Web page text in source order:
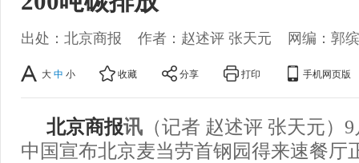
出处：北京商报 作者：赵述评 张天元 网编：郭
大 中 小 收藏 分享 打印 手机网页版
北京商报讯 （记者 赵述评 张天元）
中国宣布北京麦当劳首钢园得来速餐厅